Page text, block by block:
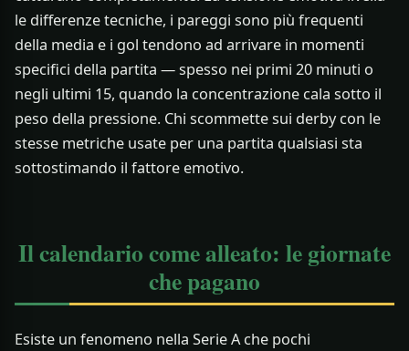
le differenze tecniche, i pareggi sono più frequenti
della media e i gol tendono ad arrivare in momenti
specifici della partita — spesso nei primi 20 minuti o
negli ultimi 15, quando la concentrazione cala sotto il
peso della pressione. Chi scommette sui derby con le
stesse metriche usate per una partita qualsiasi sta
sottostimando il fattore emotivo.
Il calendario come alleato: le giornate
che pagano
Esiste un fenomeno nella Serie A che pochi